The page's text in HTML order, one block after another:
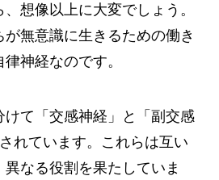
想像以上に大変でしょう。
無意識に生きるための働き
神経なのです。
けて「交感神経」と「副交感
れています。これらは互い
なる役割を果たしていま